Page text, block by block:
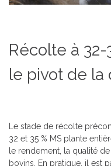
Récolte à 32-
le pivot de la
Le stade de récolte
32 et 35 % MS plante
le rendement, la qualité
bovins. En pratique, il est